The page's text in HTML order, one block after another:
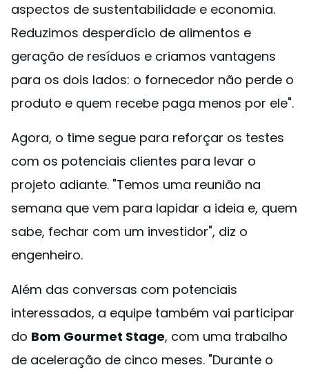
aspectos de sustentabilidade e economia.
Reduzimos desperdício de alimentos e
geração de resíduos e criamos vantagens
para os dois lados: o fornecedor não perde o
produto e quem recebe paga menos por ele".
Agora, o time segue para reforçar os testes
com os potenciais clientes para levar o
projeto adiante. "Temos uma reunião na
semana que vem para lapidar a ideia e, quem
sabe, fechar com um investidor", diz o
engenheiro.
Além das conversas com potenciais
interessados, a equipe também vai participar
do Bom Gourmet Stage, com uma trabalho
de aceleração de cinco meses. "Durante o